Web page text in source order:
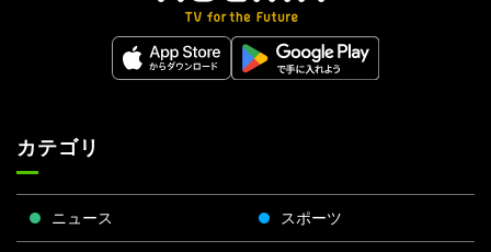
カテゴリ
ニュース スポーツ